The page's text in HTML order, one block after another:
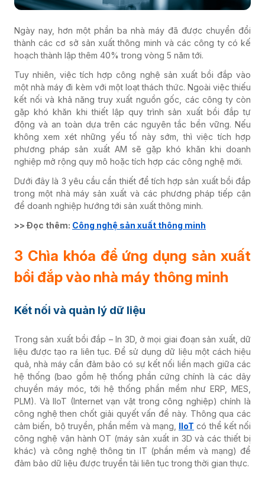
Ngày nay, hơn một phần ba nhà máy đã được chuyển đổi
thành các cơ sở sản xuất thông minh và các công ty có kế
hoạch thành lập thêm 40% trong vòng 5 năm tới.
Tuy nhiên, việc tích hợp công nghệ sản xuất bồi đắp vào
một nhà máy đi kèm với một loạt thách thức. Ngoài việc thiếu
kết nối và khả năng truy xuất nguồn gốc, các công ty còn
gặp khó khăn khi thiết lập quy trình sản xuất bồi đắp tự
động và an toàn dựa trên các nguyên tắc bền vững. Nếu
không xem xét những yếu tố này sớm, thì việc tích hợp
phương pháp sản xuất AM sẽ gặp khó khăn khi doanh
nghiệp mở rộng quy mô hoặc tích hợp các công nghệ mới.
Dưới đây là 3 yêu cầu cần thiết để tích hợp sản xuất bồi đắp
trong một nhà máy sản xuất và các phương pháp tiếp cận
để doanh nghiệp hướng tới sản xuất thông minh.
>> Đọc thêm: Công nghệ sản xuất thông minh
3 Chìa khóa để ứng dụng sản xuất
bồi đắpvào nhà máy thông minh
Kết nối và quản lý dữ liệu
Trong sản xuất bồi đắp – In 3D, ở mọi giai đoạn sản xuất, dữ
liệu được tạo ra liên tục. Để sử dụng dữ liệu một cách hiệu
quả, nhà máy cần đảm bảo có sự kết nối liền mạch giữa các
hệ thống (bao gồm hệ thống phần cứng chính là các dây
chuyền máy móc, tới hệ thống phần mềm như ERP, MES,
PLM). Và IIoT (Internet vạn vật trong công nghiệp) chính là
công nghệ then chốt giải quyết vấn đề này. Thông qua các
cảm biến, bộ truyền, phần mềm và mạng, IIoT có thể kết nối
công nghệ vận hành OT (máy sản xuất in 3D và các thiết bị
khác) và công nghệ thông tin IT (phần mềm và mạng) để
đảm bảo dữ liệu được truyền tải liên tục trong thời gian thực.